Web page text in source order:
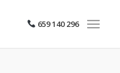
659 140 296